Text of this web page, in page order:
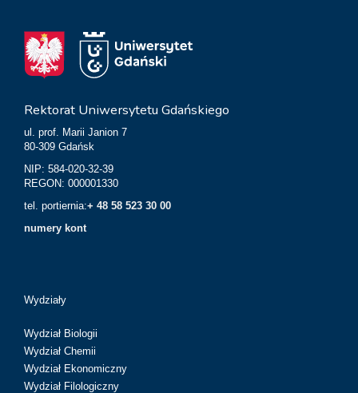
Rektorat Uniwersytetu Gdańskiego
ul. prof. Marii Janion 7
80-309 Gdańsk
NIP: 584-020-32-39
REGON: 000001330
tel. portiernia:+ 48 58 523 30 00
numery kont
Wydziały
Wydział Biologii
Wydział Chemii
Wydział Ekonomiczny
Wydział Filologiczny